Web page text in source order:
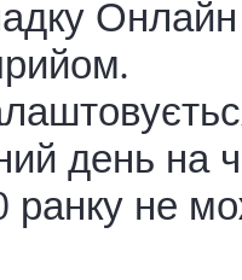
Онлайн
день на
ранку не